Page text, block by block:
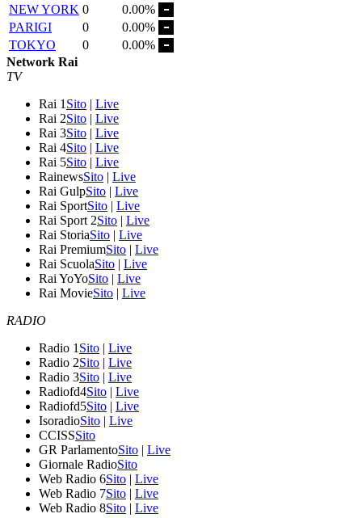
NEW YORK 0
0.00%
PARIGI
0
0.00%
TOKYO
0
0.00%
Network Rai
TV
Rai 1 Sito | Live
Rai 2Sito | Live
Rai 3Sito | Live
Rai 4Sito | Live
Rai 5Sito | Live
RainewsSito | Live
Rai GulpSito | Live
Rai SportSito | Live
Rai Sport 2Sito | Live
Rai StoriaSito | Live
Rai PremiumSito | Live
Rai ScuolaSito | Live
Rai YoYoSito | Live
Rai MovieSito | Live
RADIO
Radio 1 Sito | Live
Radio 2Sito | Live
Radio 3Sito | Live
Radiofd4Sito | Live
Radiofd5Sito | Live
IsoradioSito | Live
CCISSSito
GR ParlamentoSito | Live
Giornale RadioSito
Web Radio 6Sito | Live
Web Radio 7Sito | Live
Web Radio 8Sito | Live